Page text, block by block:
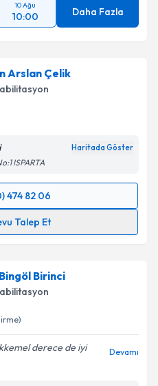
10 Ağu
10:00 Daha Fazla
Arslan Çelik
Haritada Göster
ISPARTA
474 82 06
Talep Et
e-posta ile
Birinci
derece de iyi
Devamı